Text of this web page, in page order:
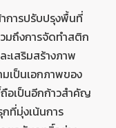
การปรับปรุงพื้นที่
มถึงการจัดทำสติก
ะเสริมสร้างภาพ
เป็นเอกภาพของ
อเป็นอีกก้าวสำคัญ
ที่มุ่งเน้นการ